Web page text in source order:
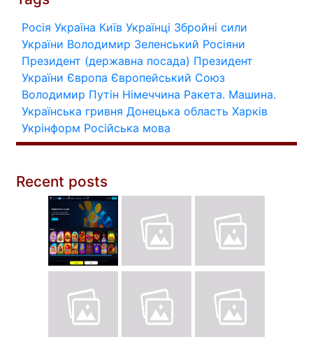
Росія Україна Київ Українці Збройні сили
України Володимир Зеленський Росіяни
Президент (державна посада) Президент
України Європа Європейський Союз
Володимир Путін Німеччина Ракета. Машина.
Українська гривня Донецька область Харків
Укрінформ Російська мова
Recent posts